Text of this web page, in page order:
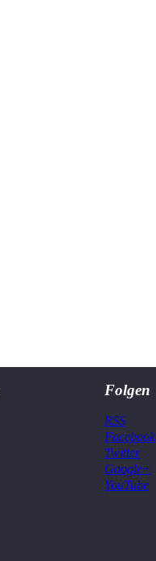
Folgen
RSS
Facebook
Twitter
Google+
YouTube